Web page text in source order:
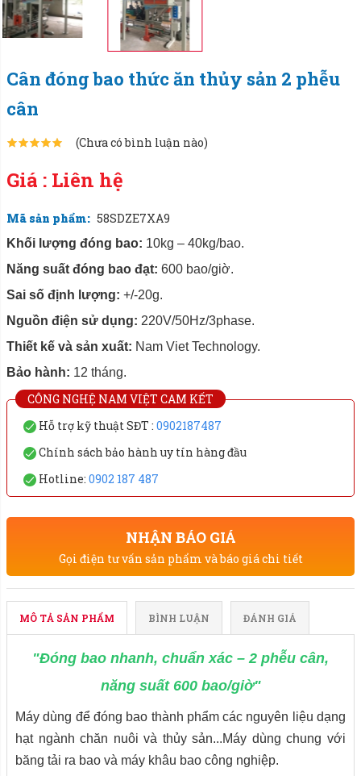
Cân đóng bao thức ăn thủy sản 2 phễu
cân
(Chưa có bình luận nào)
Giá : Liên hệ
Mã sản phẩm: 58SDZE7XA9
Khối lượng đóng bao: 10kg – 40kg/bao.
Năng suất đóng bao đạt: 600 bao/giờ.
Sai số định lượng: +/-20g.
Nguồn điện sử dụng: 220V/50Hz/3phase.
Thiết kế và sản xuất: Nam Viet Technology.
Bảo hành: 12 tháng.
CÔNG NGHỆ NAM VIỆT CAM KẾT
Hỗ trợ kỹ thuật SĐT : 0902187487
Chính sách bảo hành uy tín hàng đầu
Hotline: 0902 187 487
NHẬN BÁO GIÁ
Gọi điện tư vấn sản phẩm và báo giá chi tiết
MÔ TẢ SẢN PHẨM BÌNH LUẬN ĐÁNH GIÁ
"Đóng bao nhanh, chuẩn xác – 2 phễu cân,
năng suất 600 bao/giờ"
Máy dùng để đóng bao thành phẩm các nguyên liệu dạng
hạt ngành chăn nuôi và thủy sản...Máy dùng chung với
băng tải ra bao và máy khâu bao công nghiệp.